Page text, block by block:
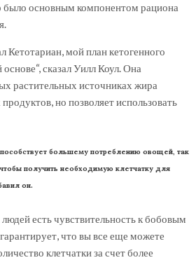
было основным компонентом рациона
Кетотариан, мой план кетогенного
сказал Уилл Коул. Она
растительных источниках жира
но позволяет использовать
большему потреблению овощей, так
получить необходимую клетчатку для
он.
есть чувствительность к бобовым
что вы все еще можете
клетчатки за счет более